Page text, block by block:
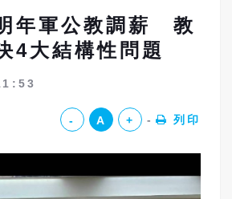
年軍公教調薪 教
4大結構性問題
- A + 列印